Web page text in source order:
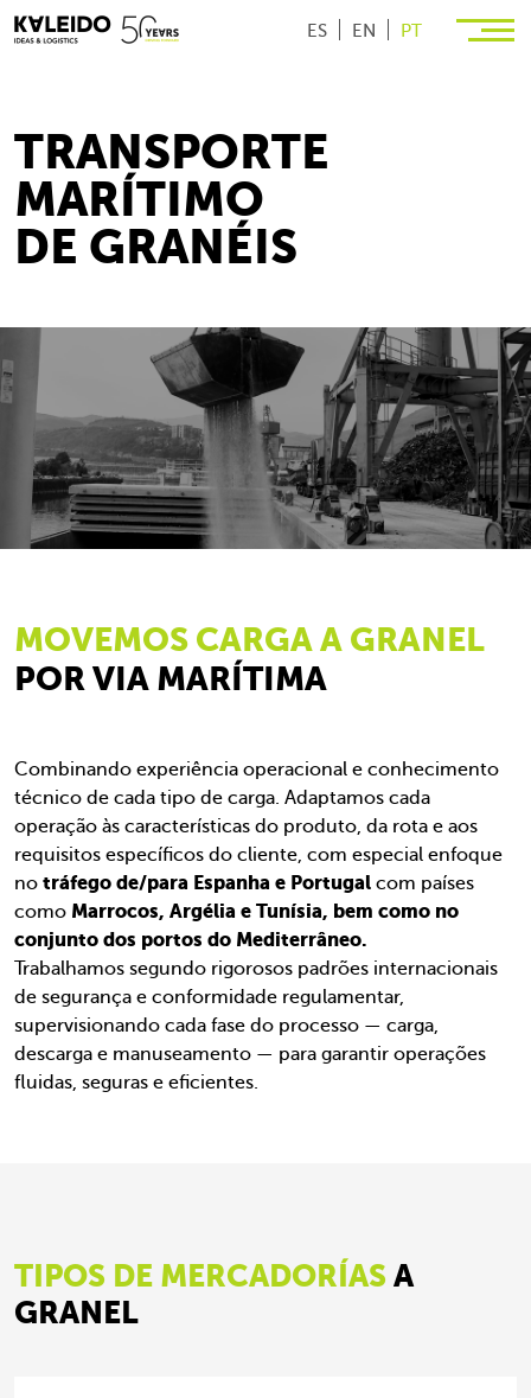
ES EN PT
TRANSPORTE
MARÍTIMO
DE GRANÉIS
MOVEMOS CARGA A GRANEL
POR VIA MARÍTIMA
Combinando experiência operacional e conhecimento
técnico de cada tipo de carga. Adaptamos cada
operação às características do produto, da rota e aos
requisitos específicos do cliente, com especial enfoque
no tráfego de/para Espanha e Portugal com países
como Marrocos, Argélia e Tunísia, bem como no
conjunto dos portos do Mediterrâneo.
Trabalhamos segundo rigorosos padrões internacionais
de segurança e conformidade regulamentar,
supervisionando cada fase do processo — carga,
descarga e manuseamento — para garantir operações
fluidas, seguras e eficientes.
TIPOS DE MERCADORÍAS A
GRANEL